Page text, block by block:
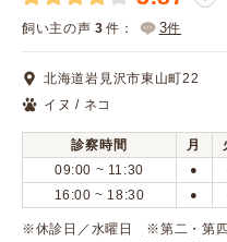
動物病院検索
口コミ検索
Calooペットとは？
口コミ投稿
飼い主の声 3 件： 3件
北海道岩見沢市東山町22
イヌ / ネコ
診察時間 月
09:00 ~ 11:30
●
16:00 ~ 18:30 ●
※休診日／水曜日 ※第二・第四